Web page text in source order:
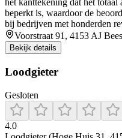
het kanttekening dat het
beperkt is, waardoor de
bij bedrijven met honderden
Voorstraat 91, 4153 AJ
Bekijk details
Loodgieter
Gesloten
4.0